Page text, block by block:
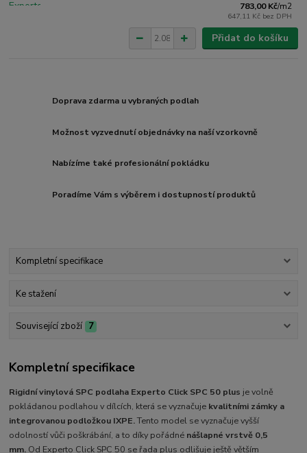
783,00 Kč/m2
647,11 Kč bez DPH
Přidat do košíku
Doprava zdarma u vybraných podlah
Možnost vyzvednutí objednávky na naší vzorkovně
Nabízíme také profesionální pokládku
Poradíme Vám s výběrem i dostupností produktů
Kompletní specifikace
Ke stažení
Související zboží 7
Kompletní specifikace
Rigidní vinylová SPC podlaha Experto Click SPC 50 plus je volně
pokládanou podlahou v dílcích, která se vyznačuje kvalitními zámky a
integrovanou podložkou IXPE.Tento model se vyznačuje vyšší
odolností vůči poškrábání, a to díky pořádné nášlapné vrstvě 0,5
mm. Od Experto Click SPC 50 se řada plus odlišuje ještě větším